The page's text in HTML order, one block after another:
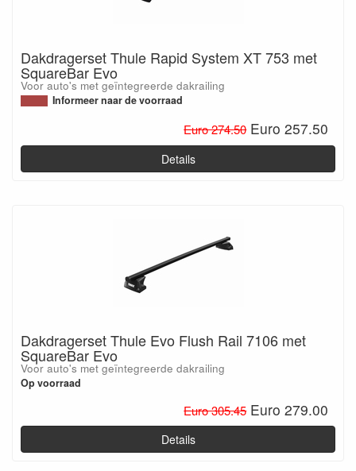
Dakdragerset Thule Rapid System XT 753 met
SquareBar Evo
Voor auto's met geïntegreerde dakrailing
Informeer naar de voorraad
Euro 274.50 Euro 257.50
Details
Dakdragerset Thule Evo Flush Rail 7106 met
SquareBar Evo
Voor auto's met geïntegreerde dakrailing
Op voorraad
Euro 305.45 Euro 279.00
Details